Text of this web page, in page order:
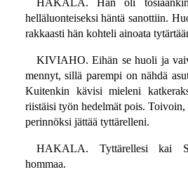
helläluonteiseksi häntä sanottiin.
rakkaasti hän kohteli ainoata
KIVIAHO. Eihän se huoli ja
mennyt, sillä parempi on nähdä
Kuitenkin kävisi mieleni
riistäisi työn hedelmät pois. Toivoin,
perinnöksi jättää tyttärelleni.
HAKALA. Tyttärellesi kai
hommaa.